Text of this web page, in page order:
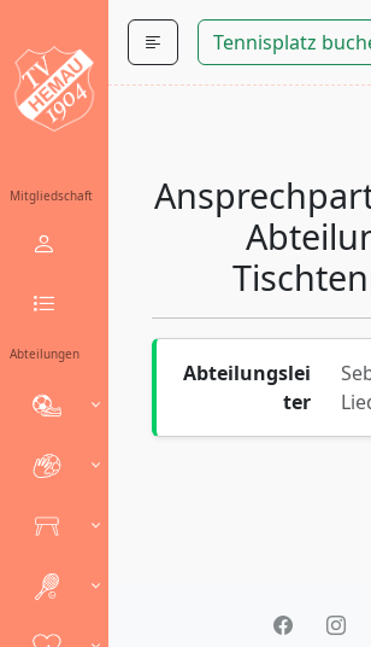
Mitgliedschaft
Abteilungen
Tennisplatz
Abteilungslei
ter